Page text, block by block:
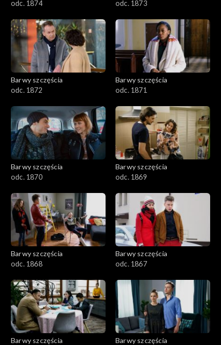
odc. 1874 odc. 1873
Barwy szczęścia
odc. 1872
Barwy szczęścia
odc. 1871
Barwy szczęścia
odc. 1870
Barwy szczęścia
odc. 1869
Barwy szczęścia
odc. 1868
Barwy szczęścia
odc. 1867
Barwy szczęścia
Barwy szczęścia